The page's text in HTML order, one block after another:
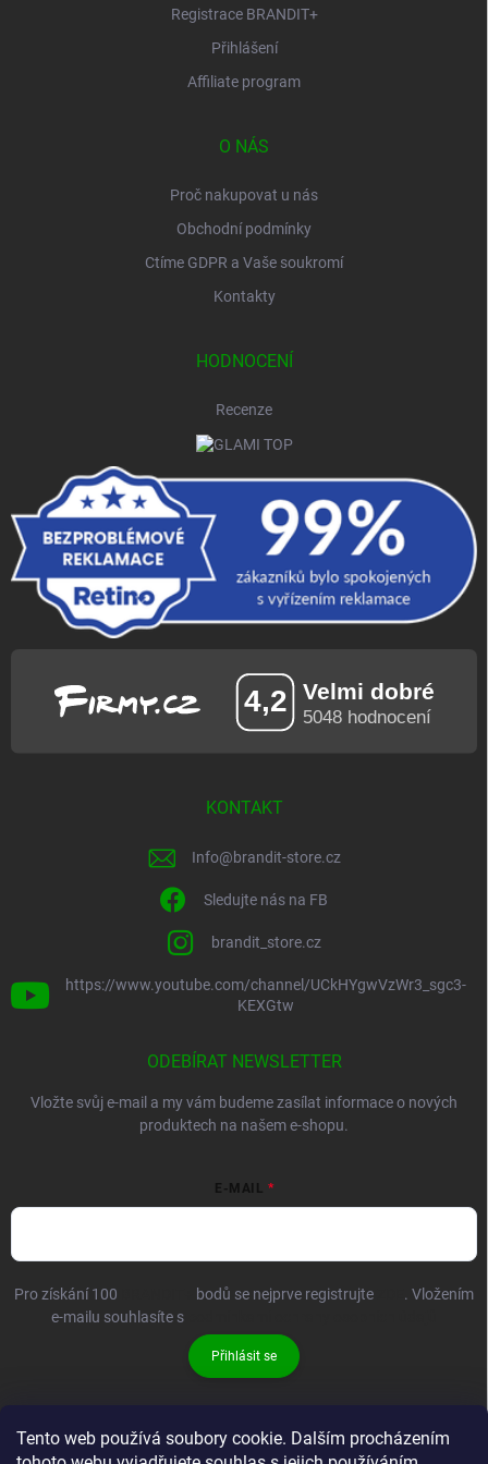
Tento web používá soubory cookie. Dalším procházením
Registrace BRANDIT+
Přihlášení
Affiliate program
O NÁS
Proč nakupovat u nás
Obchodní podmínky
Ctíme GDPR a Vaše soukromí
Kontakty
HODNOCENÍ
Recenze
KONTAKT
Info@brandit-store.cz
Sledujte nás na FB
brandit_store.cz
https://www.youtube.com/channel/UCkHYgwVzWr3_sgc3-
KEXGtw
ODEBÍRAT NEWSLETTER
Vložte svůj e-mail a my vám budeme zasílat informace o nových
produktech na našem e-shopu.
E-MAIL
Pro získání 100 bodů se nejprve registrujte
. Vložením
e-mailu souhlasíte s
Přihlásit se